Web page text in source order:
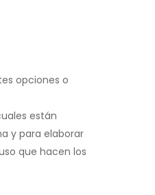
opciones o
están
y para elaborar
que hacen los